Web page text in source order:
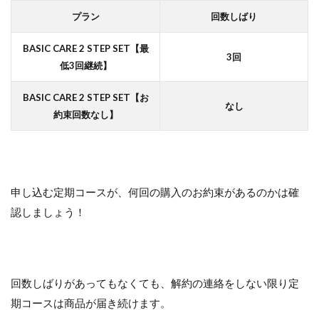
プラン 回数しばり
BASIC CARE 2 STEP SET【最
低3回継続】
3回
BASIC CARE 2 STEP SET【お
約束回数なし】
なし
申し込む定期コースが、何回の購入のお約束があるのかは確
認しましょう！
回数しばりがあってもなくても、解約の連絡をしない限り定
期コースは商品が届き続けます。